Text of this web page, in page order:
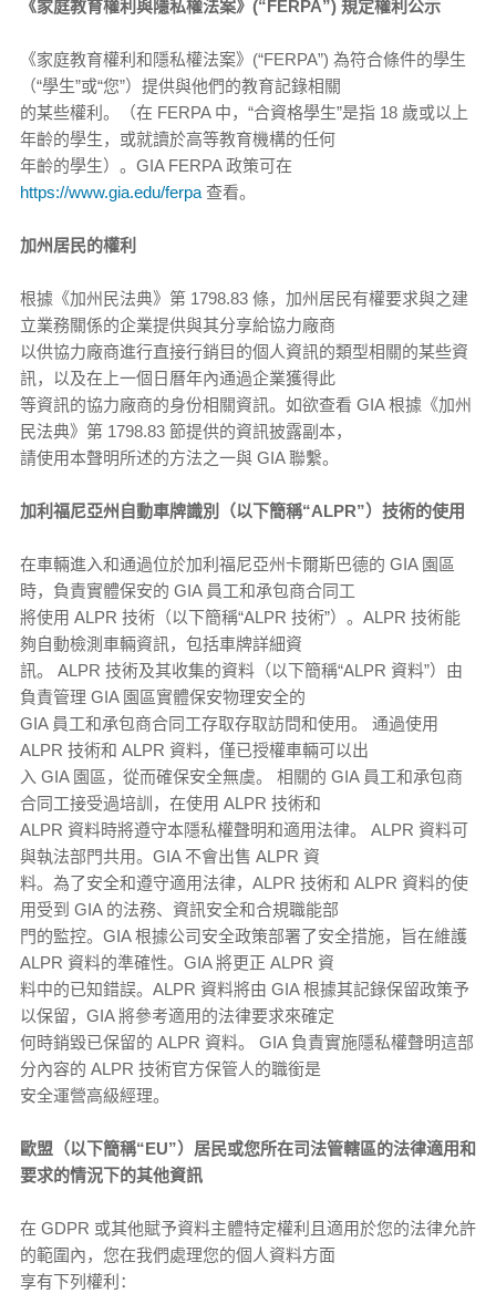
《家庭教育權利與隱私權法案》(“FERPA”) 規定權利公示
《家庭教育權利和隱私權法案》(“FERPA”) 為符合條件的學生
（“學生”或“您”）提供與他們的教育記錄相關
的某些權利。（在 FERPA 中，“合資格學生”是指 18 歲或以上
年齡的學生，或就讀於高等教育機構的任何
年齡的學生）。GIA FERPA 政策可在
https://www.gia.edu/ferpa 查看。
加州居民的權利
根據《加州民法典》第 1798.83 條，加州居民有權要求與之建
立業務關係的企業提供與其分享給協力廠商
以供協力廠商進行直接行銷目的個人資訊的類型相關的某些資
訊，以及在上一個日曆年內通過企業獲得此
等資訊的協力廠商的身份相關資訊。如欲查看 GIA 根據《加州
民法典》第 1798.83 節提供的資訊披露副本，
請使用本聲明所述的方法之一與 GIA 聯繫。
加利福尼亞州自動車牌識別（以下簡稱“ALPR”）技術的使用
在車輛進入和通過位於加利福尼亞州卡爾斯巴德的 GIA 園區
時，負責實體保安的 GIA 員工和承包商合同工
將使用 ALPR 技術（以下簡稱“ALPR 技術”）。ALPR 技術能
夠自動檢測車輛資訊，包括車牌詳細資
訊。 ALPR 技術及其收集的資料（以下簡稱“ALPR 資料”）由
負責管理 GIA 園區實體保安物理安全的
GIA 員工和承包商合同工存取存取訪問和使用。 通過使用
ALPR 技術和 ALPR 資料，僅已授權車輛可以出
入 GIA 園區，從而確保安全無虞。 相關的 GIA 員工和承包商
合同工接受過培訓，在使用 ALPR 技術和
ALPR 資料時將遵守本隱私權聲明和適用法律。 ALPR 資料可
與執法部門共用。GIA 不會出售 ALPR 資
料。為了安全和遵守適用法律，ALPR 技術和 ALPR 資料的使
用受到 GIA 的法務、資訊安全和合規職能部
門的監控。GIA 根據公司安全政策部署了安全措施，旨在維護
ALPR 資料的準確性。GIA 將更正 ALPR 資
料中的已知錯誤。ALPR 資料將由 GIA 根據其記錄保留政策予
以保留，GIA 將參考適用的法律要求來確定
何時銷毀已保留的 ALPR 資料。 GIA 負責實施隱私權聲明這部
分內容的 ALPR 技術官方保管人的職銜是
安全運營高級經理。
歐盟（以下簡稱“EU”）居民或您所在司法管轄區的法律適用和
要求的情況下的其他資訊
在 GDPR 或其他賦予資料主體特定權利且適用於您的法律允許
的範圍內，您在我們處理您的個人資料方面
享有下列權利：